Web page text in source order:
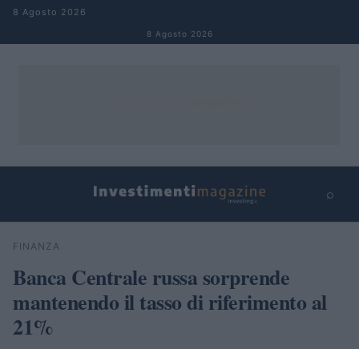
Salta al contenuto
8 Agosto 2026
8 Agosto 2026
⌕
Cerca
FINANZA
Banca Centrale russa sorprende
mantenendo il tasso di riferimento al
21%